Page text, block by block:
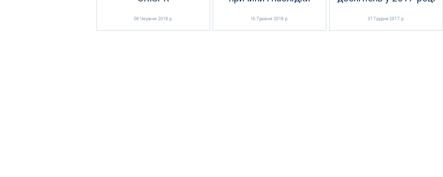
08 Червня 2018 р. 16 Травня 2018 р. 31 Грудня 2017 р.